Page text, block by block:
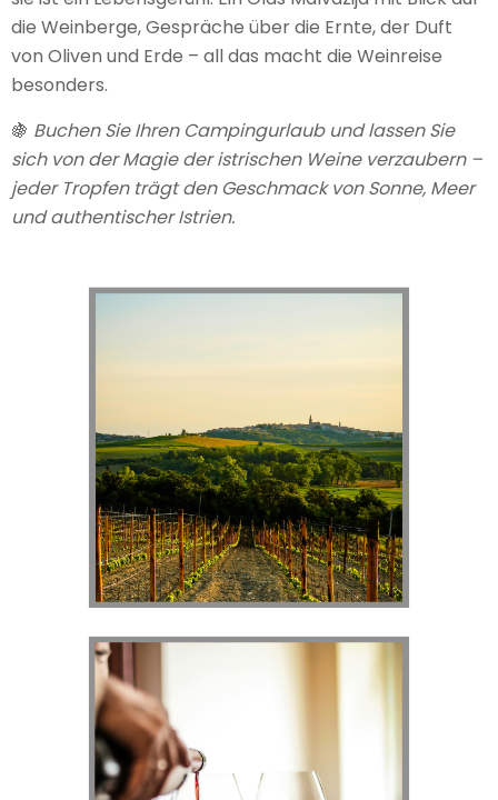
die Weinberge, Gespräche über die Ernte, der Duft
von Oliven und Erde – all das macht die Weinreise
besonders.
🍇 Buchen Sie Ihren Campingurlaub und lassen Sie
sich von der Magie der istrischen Weine verzaubern –
jeder Tropfen trägt den Geschmack von Sonne, Meer
und authentischer Istrien.